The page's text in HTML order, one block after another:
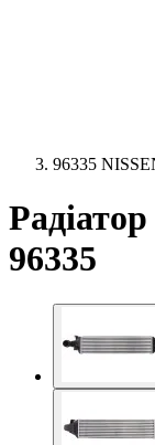
96335
96335